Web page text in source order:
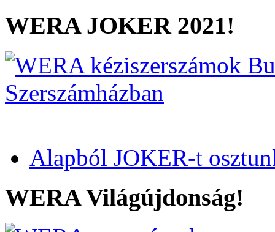
WERA JOKER 2021!
Alapból JOKER-t
WERA Világújdonság!